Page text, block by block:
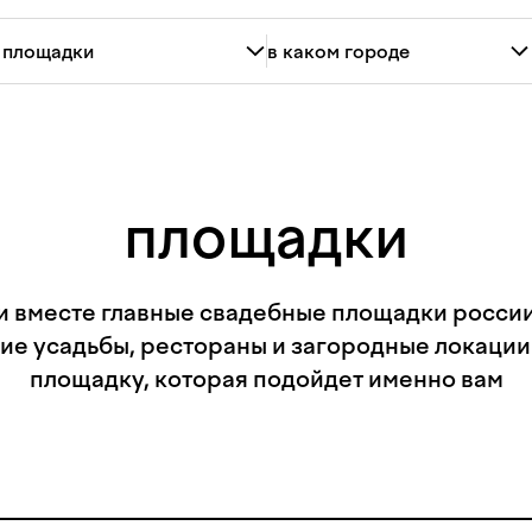
площадки
вместе главные свадебные площадки
усадьбы, рестораны и загородные
площадку, которая подойдет именно вам